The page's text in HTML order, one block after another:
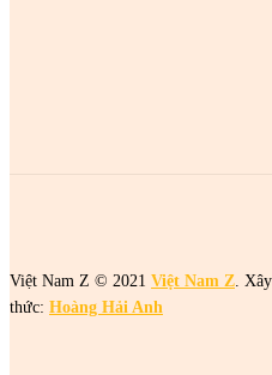
Việt Nam Z © 2021 Việt Nam Z .
thức: Hoàng Hải Anh